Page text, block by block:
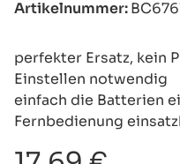
Artikelnummer:
perfekter Ersatz, kein
Einstellen notwendig
einfach die Batterien
Fernbedienung